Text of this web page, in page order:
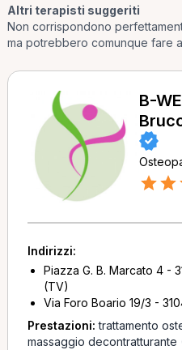
Altri terapisti suggeriti
Non corrispondono
ma potrebbero comunque fare
B-
Indirizzi:
Piazza G. B. Marcato 4 -
(TV)
Via Foro Boario 19/3 -
Prestazioni:trattamento
massaggio decontratturante